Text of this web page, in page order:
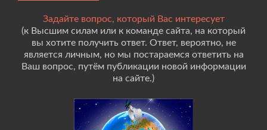
Задайте вопрос, который Вас интересует
(к Высшим силам или к команде сайта, на который
вы хотите получить ответ. Ответ, вероятно, не
является личным, но мы постараемся ответить на
Ваш вопрос, путём публикации новой информации
на сайте.)